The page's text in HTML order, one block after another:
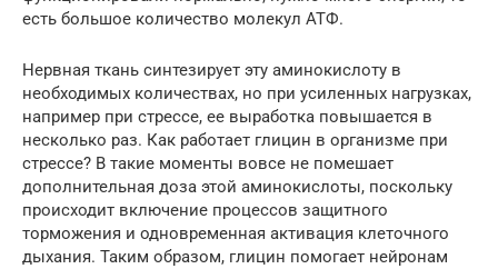
есть большое количество молекул АТФ.
Нервная ткань синтезирует эту аминокислоту в
необходимых количествах, но при усиленных нагрузках,
например при стрессе, ее выработка повышается в
несколько раз. Как работает глицин в организме при
стрессе? В такие моменты вовсе не помешает
дополнительная доза этой аминокислоты, поскольку
происходит включение процессов защитного
торможения и одновременная активация клеточного
дыхания. Таким образом, глицин помогает нейронам